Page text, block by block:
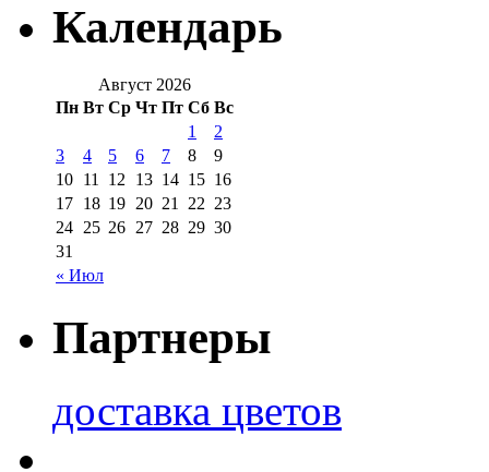
Календарь
Август 2026
Пн Вт Ср Чт Пт Сб Вс
« Июл
1
2
3
4 5 6 7 8
9
10 11 12 13 14 15 16
17 18 19 20 21 22 23
24 25 26 27 28 29 30
31
Партнеры
доставка цветов